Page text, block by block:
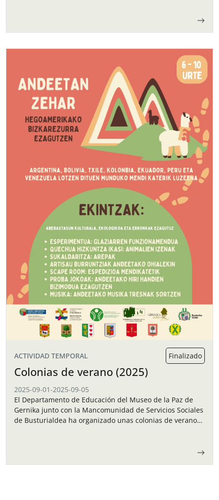
ACTIVIDAD TEMPORAL Finalizado
Colonias de verano (2025)
2025-09-01-2025-09-05
El Departamento de Educación del Museo de la Paz de
Gernika junto con la Mancomunidad de Servicios Sociales
de Busturialdea ha organizado unas colonias de verano